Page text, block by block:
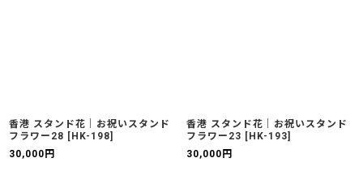
香港 スタンド花｜お祝いスタンド
フラワー28 [ HK-198]
30,000 円
香港 スタンド花｜お祝いスタンド
フラワー23 [ HK-193]
30,000 円